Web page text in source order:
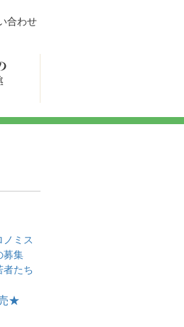
合わせ
ミス
募集
たち
★